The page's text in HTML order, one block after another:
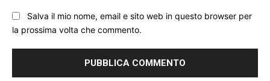
Salva il mio nome, email e sito web in questo browser per
la prossima volta che commento.